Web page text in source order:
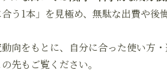
う1本」を見極め、無駄な出費や後
動向をもとに、自分に合った使い方
先もご覧ください。